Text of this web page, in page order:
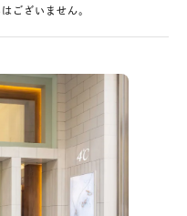
ド ネックレス
すべてのジュエリー
ございません。